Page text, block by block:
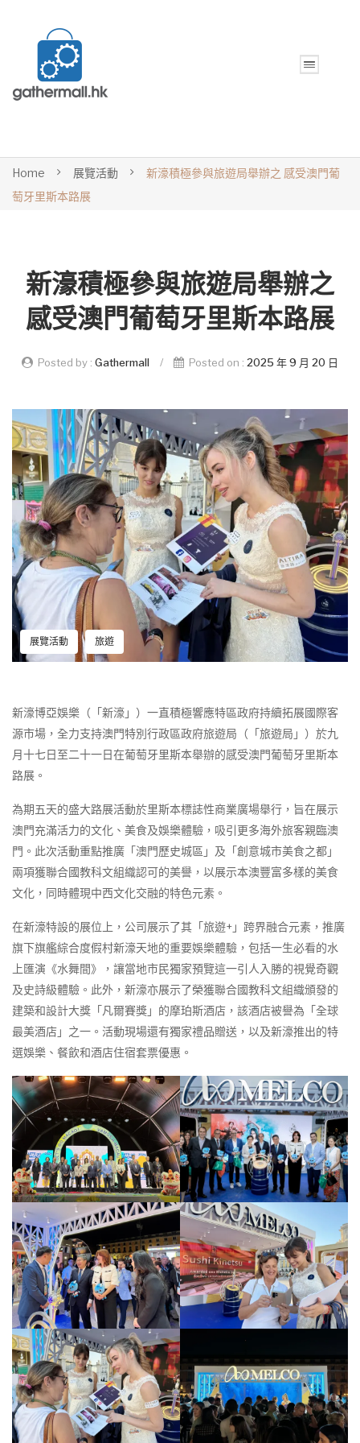
Home 展覽活動
新濠積極參與旅遊局舉辦之 感受澳門葡
萄牙里斯本路展
新濠積極參與旅遊局舉辦之
感受澳門葡萄牙里斯本路展
Posted by : Gathermall / Posted on : 2025 年 9 月 20 日
展覽活動 旅遊
新濠博亞娛樂（「新濠」）一直積極響應特區政府持續拓展國際客
源市場，全力支持澳門特別行政區政府旅遊局（「旅遊局」）於九
月十七日至二十一日在葡萄牙里斯本舉辦的感受澳門葡萄牙里斯本
路展。
為期五天的盛大路展活動於里斯本標誌性商業廣場舉行，旨在展示
澳門充滿活力的文化、美食及娛樂體驗，吸引更多海外旅客親臨澳
門。此次活動重點推廣「澳門歷史城區」及「創意城市美食之都」
兩項獲聯合國教科文組織認可的美譽，以展示本澳豐富多樣的美食
文化，同時體現中西文化交融的特色元素。
在新濠特設的展位上，公司展示了其「旅遊+」跨界融合元素，推廣
旗下旗艦綜合度假村新濠天地的重要娛樂體驗，包括一生必看的水
上匯演《水舞間》，讓當地市民獨家預覽這一引人入勝的視覺奇觀
及史詩級體驗。此外，新濠亦展示了榮獲聯合國教科文組織頒發的
建築和設計大獎「凡爾賽獎」的摩珀斯酒店，該酒店被譽為「全球
最美酒店」之一。活動現場還有獨家禮品贈送，以及新濠推出的特
選娛樂、餐飲和酒店住宿套票優惠。